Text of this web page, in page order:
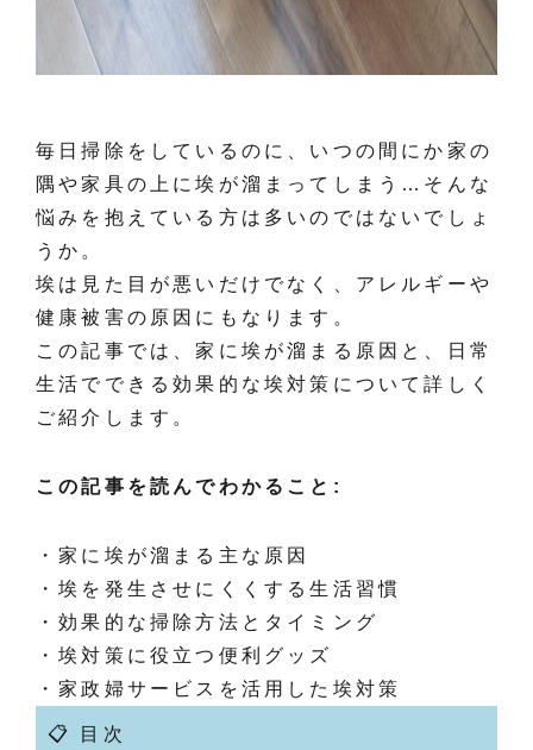
毎日掃除をしているのに、いつの間にか家の
隅や家具の上に埃が溜まってしまう…そんな
悩みを抱えている方は多いのではないでしょ
うか。
埃は見た目が悪いだけでなく、アレルギーや
健康被害の原因にもなります。
この記事では、家に埃が溜まる原因と、日常
生活でできる効果的な埃対策について詳しく
ご紹介します。
この記事を読んでわかること:
・家に埃が溜まる主な原因
・埃を発生させにくくする生活習慣
・効果的な掃除方法とタイミング
・埃対策に役立つ便利グッズ
・家政婦サービスを活用した埃対策
📋 目次